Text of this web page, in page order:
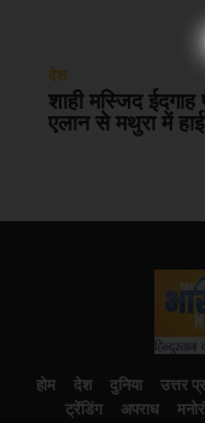
देश
शाही मस्जिद
एलान से मथुरा में
होम देश दुनिया उत्तर
ट्रेंडिंग
अपराध